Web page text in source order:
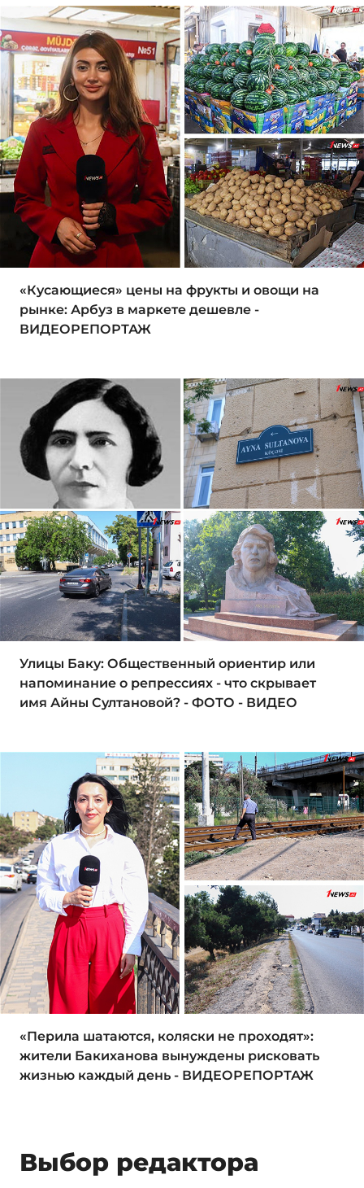
«Кусающиеся» цены на фрукты и овощи на
рынке: Арбуз в маркете дешевле -
ВИДЕОРЕПОРТАЖ
Улицы Баку: Общественный ориентир или
напоминание о репрессиях - что скрывает
имя Айны Султановой? - ФОТО - ВИДЕО
«Перила шатаются, коляски не проходят»:
жители Бакиханова вынуждены рисковать
жизнью каждый день - ВИДЕОРЕПОРТАЖ
Выбор редактора